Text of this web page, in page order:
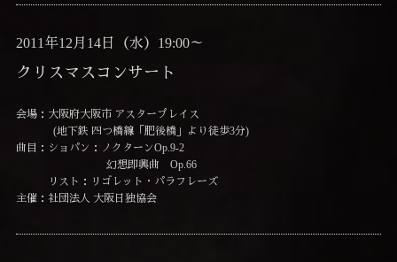
2011年12月14日（水）19:00～
クリスマスコンサート
会場：大阪府大阪市 アスタープレイス
(地下鉄 四つ橋線「肥後橋」より徒歩3分)
曲目：ショパン：ノクターンOp.9-2
幻想即興曲 Op.66
リスト：リゴレット・パラフレーズ
主催：社団法人 大阪日独協会